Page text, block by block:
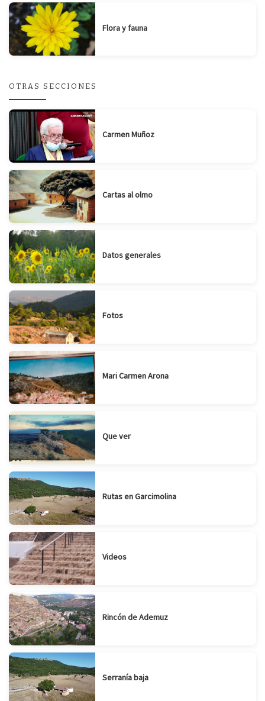
Flora y fauna
OTRAS SECCIONES
Carmen Muñoz
Cartas al olmo
Datos generales
Fotos
Mari Carmen Arona
Que ver
Rutas en Garcimolina
Videos
Rincón de Ademuz
Serranía baja